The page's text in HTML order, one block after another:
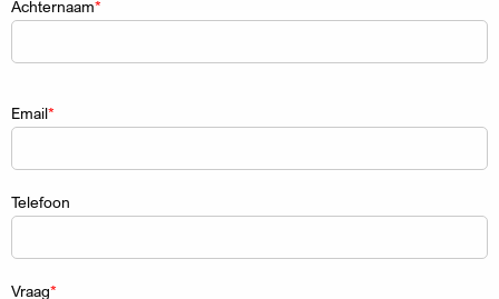
Achternaam
Email
Telefoon
Vraag